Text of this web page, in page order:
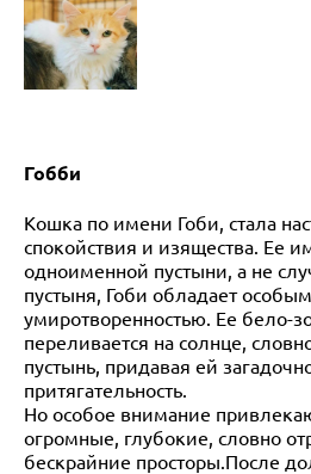
Гобби
Кошка по имени Гоби, стала
спокойствия и изящества. Ее
одноименной пустыни, а не
пустыня, Гоби обладает
умиротворенностью. Ее бело-
переливается на солнце,
пустынь, придавая ей
притягательность.
Но особое внимание
огромные, глубокие, словно
бескрайние просторы.После